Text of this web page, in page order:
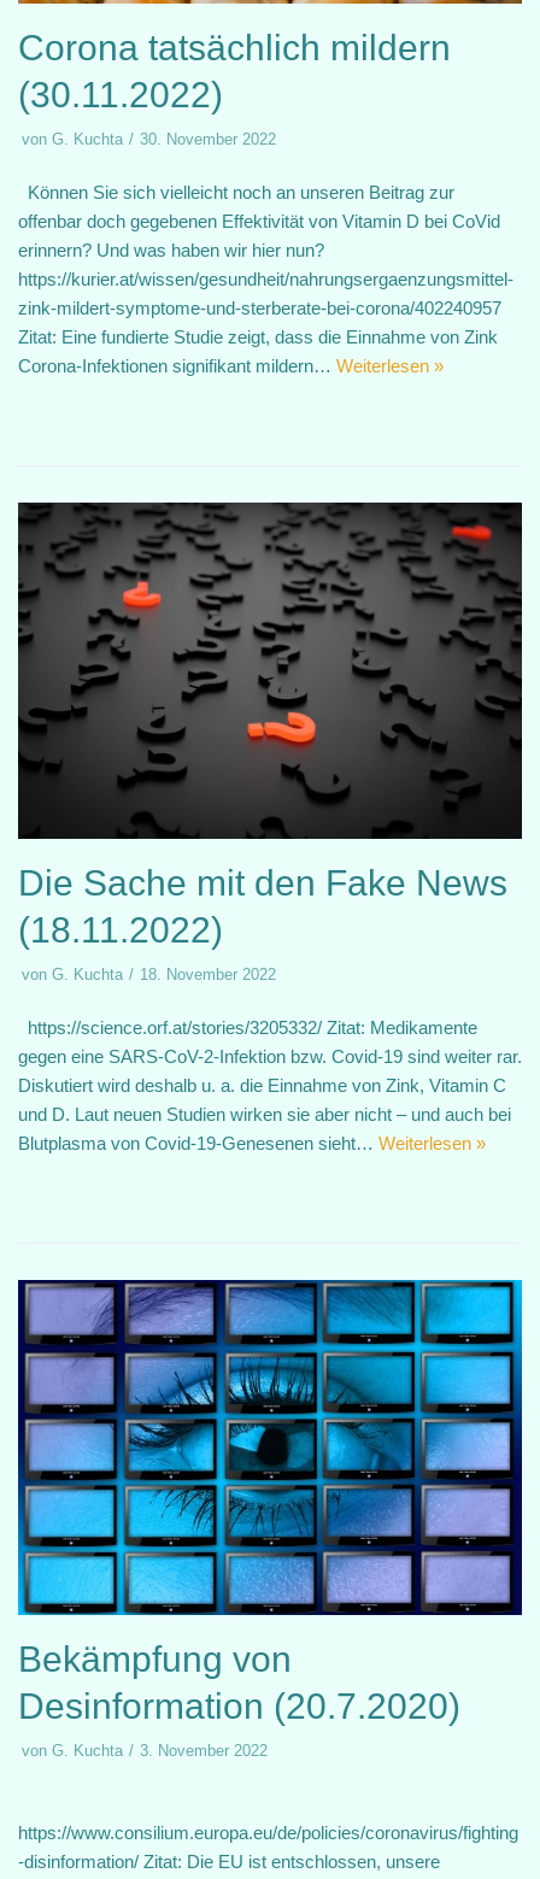
Corona tatsächlich mildern
(30.11.2022)
von G. Kuchta 30. November 2022
Können Sie sich vielleicht noch an unseren Beitrag zur
offenbar doch gegebenen Effektivität von Vitamin D bei CoVid
erinnern? Und was haben wir hier nun?
https://kurier.at/wissen/gesundheit/nahrungsergaenzungsmittel-
zink-mildert-symptome-und-sterberate-bei-corona/402240957
Zitat: Eine fundierte Studie zeigt, dass die Einnahme von Zink
Corona-Infektionen signifikant mildern… Weiterlesen »
Die Sache mit den Fake News
(18.11.2022)
von G. Kuchta 18. November 2022
https://science.orf.at/stories/3205332/ Zitat: Medikamente
gegen eine SARS-CoV-2-Infektion bzw. Covid-19 sind weiter rar.
Diskutiert wird deshalb u. a. die Einnahme von Zink, Vitamin C
und D. Laut neuen Studien wirken sie aber nicht – und auch bei
Blutplasma von Covid-19-Genesenen sieht… Weiterlesen »
Bekämpfung von
Desinformation (20.7.2020)
von G. Kuchta 3. November 2022
https://www.consilium.europa.eu/de/policies/coronavirus/fighting
-disinformation/ Zitat: Die EU ist entschlossen, unsere